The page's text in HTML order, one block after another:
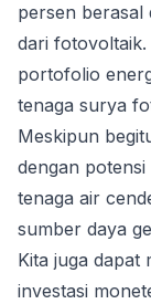
persen berasal
dari fotovoltaik.
portofolio
tenaga surya
Meskipun
dengan
tenaga air
sumber daya
Kita juga dapat
investasi